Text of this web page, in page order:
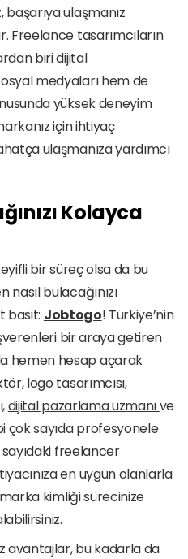
başarıya ulaşmanız
Freelance tasarımcıların
biri dijital
medyaları hem de
yüksek deneyim
için ihtiyaç
ulaşmanıza yardımcı
Kolayca
bir süreç olsa da bu
bulacağınızı
basit: Jobtogo! Türkiye’nin
bir araya getiren
hemen hesap açarak
logo tasarımcısı,
dijital pazarlama uzmanı ve
çok sayıda profesyonele
freelancer
en uygun olanlarla
kimliği sürecinize
avantajlar, bu kadarla da